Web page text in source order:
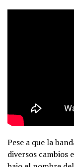
Pese a que la
diversos cambios